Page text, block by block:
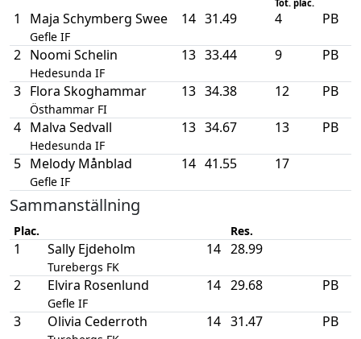
Tot. plac.
1 Maja Schymberg Swee
Gefle IF
14 31.49 4 PB
2 Noomi Schelin
Hedesunda IF
13 33.44 9 PB
3 Flora Skoghammar
Östhammar FI
13 34.38 12 PB
4 Malva Sedvall
Hedesunda IF
13 34.67 13 PB
5 Melody Månblad
Gefle IF
14 41.55 17
Sammanställning
Plac. Res.
1 Sally Ejdeholm
Turebergs FK
14 28.99
2 Elvira Rosenlund
Gefle IF
14 29.68 PB
3 Olivia Cederroth 14 31.47 PB